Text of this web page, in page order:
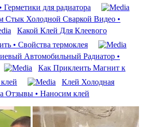
для радиатора
Стык Холодной Сваркой Видео •
Какой Клей Для Клеевого
• Свойства термоклея
Автомобильный Радиатор •
Как Приклеить Магнит к
Клей Холодная
Отзывы • Наносим клей